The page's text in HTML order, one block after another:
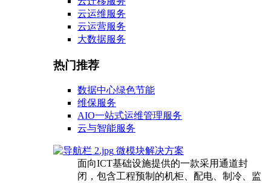
云运维服务
云运营服务
大数据服务
热门推荐
数据中心绿色节能
维保服务
AIO一站式运维管理服务
云与智能服务
微模块解决方案
面向ICT基础设施提供的一款采用通道封
闭，包含工程预制的机柜、配电、制冷、监